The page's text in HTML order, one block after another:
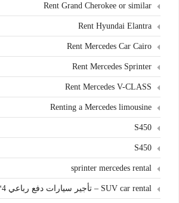
Rent Grand Cherokee or similar
Rent Hyundai Elantra
Rent Mercedes Car Cairo
Rent Mercedes Sprinter
Rent Mercedes V-CLASS
Renting a Mercedes limousine
S450
S450
sprinter mercedes rental
SUV car rental – تأجير سيارات دفع رباعي 4*4 مع سائق